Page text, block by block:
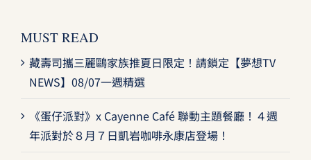
MUST READ
藏壽司攜三麗鷗家族推夏日限定！請鎖定【夢想TV
NEWS】08/07一週精選
《蛋仔派對》x Cayenne Café 聯動主題餐廳！４週
年派對於８月７日凱岩咖啡永康店登場！